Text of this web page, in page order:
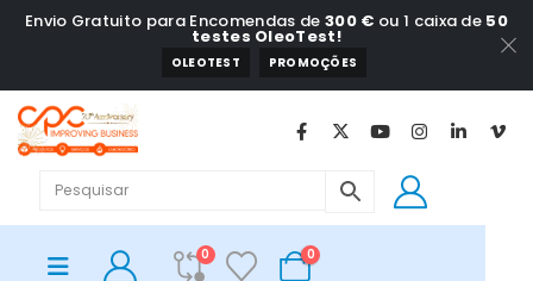
Envio Gratuito para Encomendas de 300 € ou 1 caixa de 50
testes OleoTest!
OLEOTEST PROMOÇÕES
0 0